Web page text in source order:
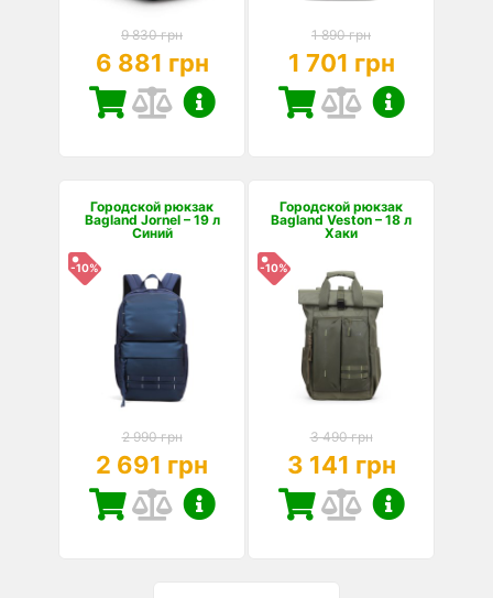
9 830 грн
6 881 грн
1 890 грн
1 701 грн
Городской рюкзак
Bagland Jornel – 19 л
Синий
-10%
2 990 грн
2 691 грн
Городской рюкзак
Bagland Veston – 18 л
Хаки
-10%
3 490 грн
3 141 грн